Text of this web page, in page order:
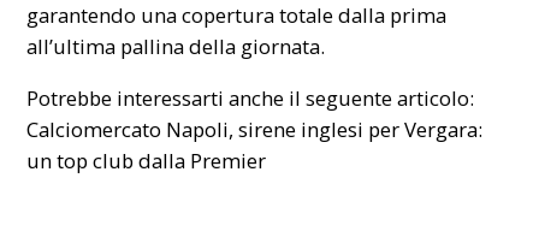
garantendo una copertura totale dalla prima
all’ultima pallina della giornata.
Potrebbe interessarti anche il seguente articolo:
Calciomercato Napoli, sirene inglesi per Vergara:
un top club dalla Premier